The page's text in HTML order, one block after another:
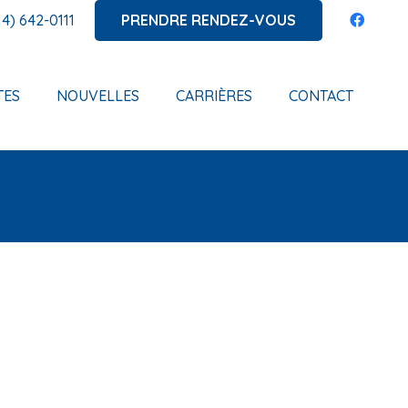
642-0111 PRENDRE RENDEZ-VOUS
NOUVELLES CARRIÈRES CONTACT